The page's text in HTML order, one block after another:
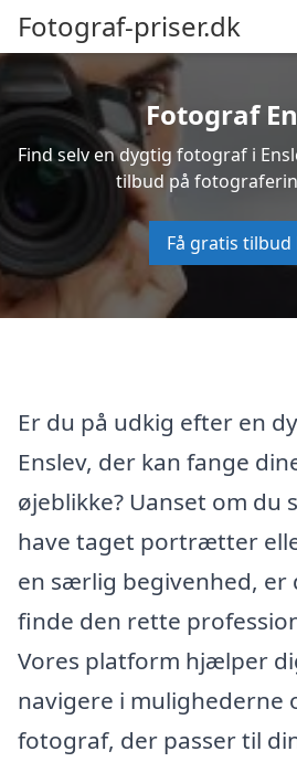
Fotograf-priser.dk
Fotograf
Find selv en dygtig fotograf i
tilbud på
Få gratis tilbud
Er du på udkig efter en
Enslev, der kan fange
øjeblikke? Uanset om du
have taget portrætter
en særlig begivenhed, er
finde den rette
Vores platform hjælper
navigere i mulighederne
fotograf, der passer til